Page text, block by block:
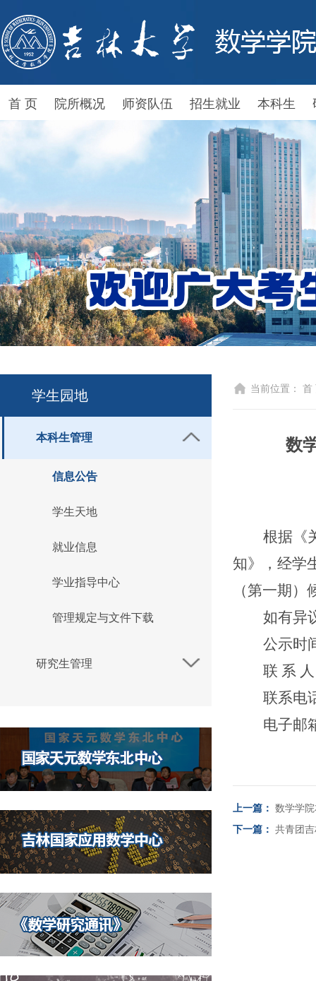
首 页 院所概况 师资队伍 招生就业 本科生
学生园地
本科生管理
信息公告
学生天地
就业信息
学业指导中心
管理规定与文件下载
研究生管理
当前位置： 首
数
根据《
知》，经学
（第一期
如有异
公示时
联 系
联系电
电子邮
上一篇： 数学学
下一篇： 共青团